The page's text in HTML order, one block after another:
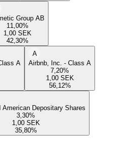
Group AB
11,00%
1,00 SEK
42,30%
A
A
Airbnb, Inc. - Class A
7,20%
1,00 SEK
56,12%
American Depositary Shares
3,30%
1,00 SEK
35,80%